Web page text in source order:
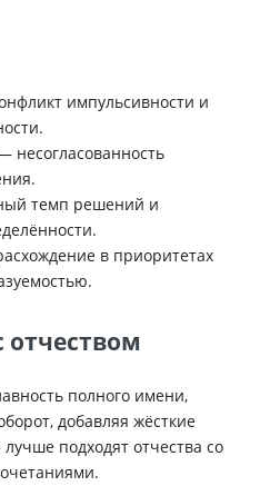
импульсивности и
несогласованность
темп решений и
в приоритетах
отчеством
полного имени,
добавляя жёсткие
подходят отчества со